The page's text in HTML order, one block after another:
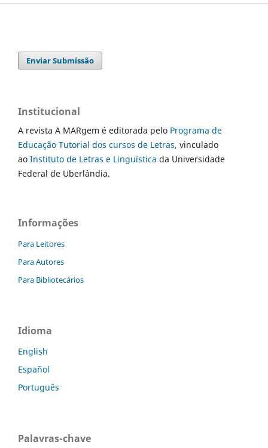
Enviar Submissão
Institucional
A revista A MARgem é editorada pelo Programa de
Educação Tutorial dos cursos de Letras, vinculado
ao Instituto de Letras e Linguística da Universidade
Federal de Uberlândia.
Informações
Para Leitores
Para Autores
Para Bibliotecários
Idioma
English
Español
Português
Palavras-chave